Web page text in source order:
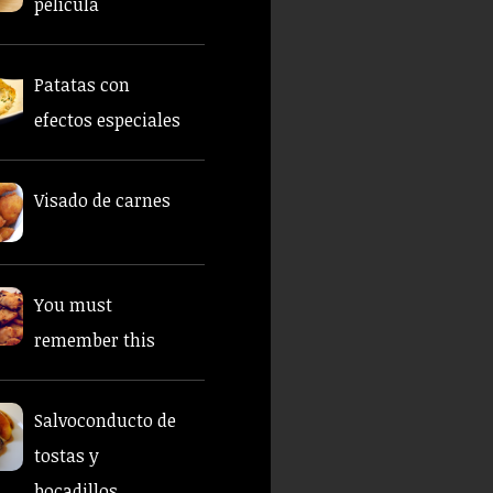
Patatas con
efectos especiales
Visado de carnes
You must
remember this
Salvoconducto de
tostas y